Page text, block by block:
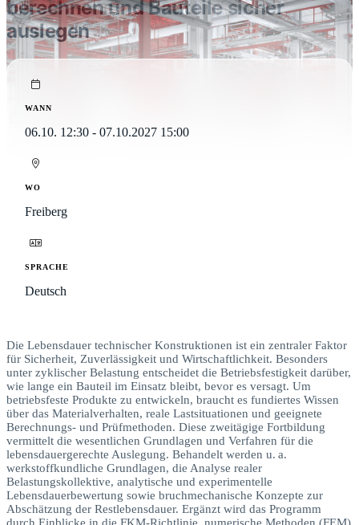
berechnen und Bauteile sicher
auslegen
WANN
06.10. 12:30 - 07.10.2027 15:00
WO
Freiberg
SPRACHE
Deutsch
Die Lebensdauer technischer Konstruktionen ist ein zentraler Faktor
für Sicherheit, Zuverlässigkeit und Wirtschaftlichkeit. Besonders
unter zyklischer Belastung entscheidet die Betriebsfestigkeit darüber,
wie lange ein Bauteil im Einsatz bleibt, bevor es versagt. Um
betriebsfeste Produkte zu entwickeln, braucht es fundiertes Wissen
über das Materialverhalten, reale Lastsituationen und geeignete
Berechnungs- und Prüfmethoden. Diese zweitägige Fortbildung
vermittelt die wesentlichen Grundlagen und Verfahren für die
lebensdauergerechte Auslegung. Behandelt werden u. a.
werkstoffkundliche Grundlagen, die Analyse realer
Belastungskollektive, analytische und experimentelle
Lebensdauerbewertung sowie bruchmechanische Konzepte zur
Abschätzung der Restlebensdauer. Ergänzt wird das Programm